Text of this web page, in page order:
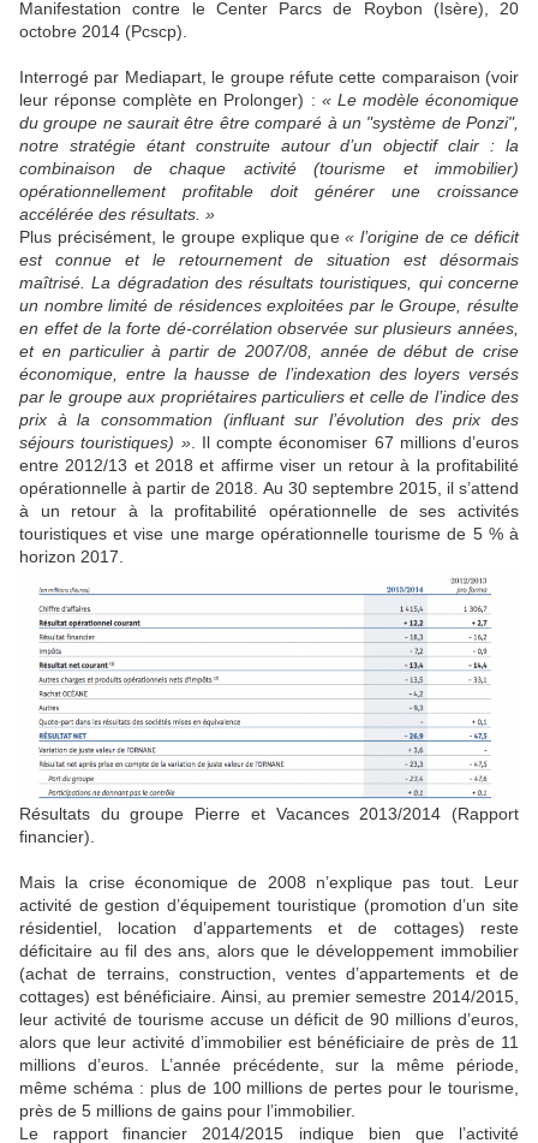
Manifestation contre le Center Parcs de Roybon (Isère), 20
octobre 2014 (Pcscp).
Interrogé par Mediapart, le groupe réfute cette comparaison (voir
leur réponse complète en Prolonger) : « Le modèle économique
du groupe ne saurait être être comparé à un "système de Ponzi",
notre stratégie étant construite autour d’un objectif clair : la
combinaison de chaque activité (tourisme et immobilier)
opérationnellement profitable doit générer une croissance
accélérée des résultats. »
Plus précisément, le groupe explique que« l’origine de ce déficit
est connue et le retournement de situation est désormais
maîtrisé. La dégradation des résultats touristiques, qui concerne
un nombre limité de résidences exploitées par le Groupe, résulte
en effet de la forte dé-corrélation observée sur plusieurs années,
et en particulier à partir de 2007/08, année de début de crise
économique, entre la hausse de l’indexation des loyers versés
par le groupe aux propriétaires particuliers et celle de l’indice des
prix à la consommation (influant sur l’évolution des prix des
séjours touristiques) ». Il compte économiser 67 millions d’euros
entre 2012/13 et 2018 et affirme viser un retour à la profitabilité
opérationnelle à partir de 2018. Au 30 septembre 2015, il s’attend
à un retour à la profitabilité opérationnelle de ses activités
touristiques et vise une marge opérationnelle tourisme de 5 % à
horizon 2017.
Résultats du groupe Pierre et Vacances 2013/2014 (Rapport
financier).
Mais la crise économique de 2008 n’explique pas tout. Leur
activité de gestion d’équipement touristique (promotion d’un site
résidentiel, location d’appartements et de cottages) reste
déficitaire au fil des ans, alors que le développement immobilier
(achat de terrains, construction, ventes d’appartements et de
cottages) est bénéficiaire. Ainsi, au premier semestre 2014/2015,
leur activité de tourisme accuse un déficit de 90 millions d’euros,
alors que leur activité d’immobilier est bénéficiaire de près de 11
millions d’euros. L’année précédente, sur la même période,
même schéma : plus de 100 millions de pertes pour le tourisme,
près de 5 millions de gains pour l’immobilier.
Le rapport financier 2014/2015 indique bien que l’activité